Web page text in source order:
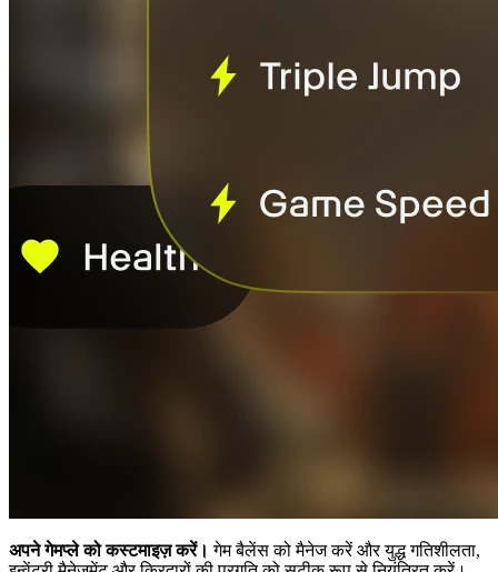
अपने गेमप्ले को कस्टमाइज़ करें। गेम बैलेंस को मैनेज करें और युद्ध गतिशीलता,